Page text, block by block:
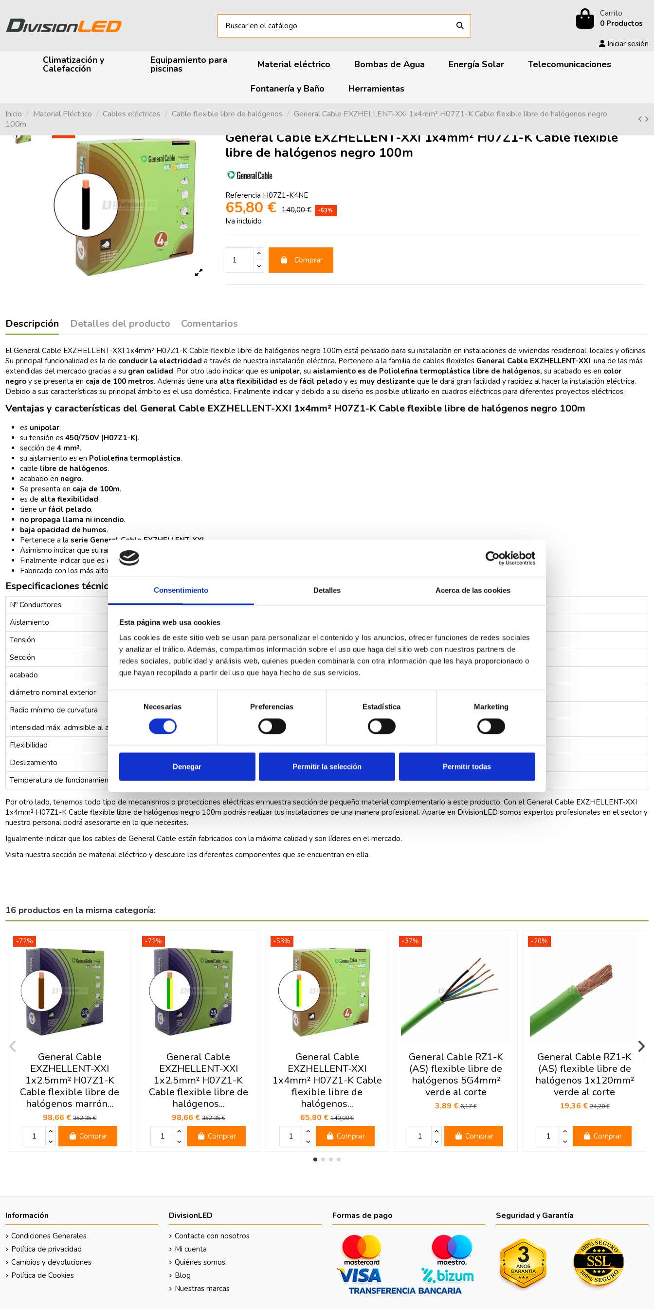
Consentimiento Detalles Acerca de las cookies
Esta página web usa cookies
Las cookies de este sitio web se usan para personalizar el contenido y los anuncios, ofrecer funciones de redes sociales
y analizar el tráfico. Además, compartimos información sobre el uso que haga del sitio web con nuestros partners de
redes sociales, publicidad y análisis web, quienes pueden combinarla con otra información que les haya proporcionado o
que hayan recopilado a partir del uso que haya hecho de sus servicios.
consentimiento
Necesarias Preferencias Estadística Marketing
Denegar Permitir la selección Permitir todas
Carrito
0 Productos
Iniciar sesión
Climatización y
Calefacción
Equipamiento para
piscinas Material eléctrico Bombas de Agua Energía Solar Telecomunicaciones
Fontanería y Baño Herramientas
Inicio Material Eléctrico Cables eléctricos Cable flexible libre de halógenos
General Cable EXZHELLENT-XXI 1x4mm² H07Z1-K Cable flexible libre de halógenos negro
100m
General Cable EXZHELLENT-XXI 1x4mm² H07Z1-K Cable flexible
libre de halógenos negro 100m
Referencia H07Z1-K4NE
65,80 € 140,00 € -53%
Iva incluido
Comprar
Descripción Detalles del producto Comentarios
El General Cable EXZHELLENT-XXI 1x4mm² H07Z1-K Cable flexible libre de halógenos negro 100m está pensado para su instalación en instalaciones de viviendas residencial, locales y oficinas.
Su principal funcionalidad es la de conducir la electricidada través de nuestra instalación eléctrica. Pertenece a la familia de cables flexibles General Cable EXZHELLENT-XXI, una de las más
extendidas del mercado gracias a su gran calidad. Por otro lado indicar que es unipolar, su aislamiento es de Poliolefina termoplástica libre de halógenos,su acabado es en color
negroy se presenta en caja de 100 metros. Además tiene una alta flexibilidad es defácil pelado y es muy deslizante que le dará gran facilidad y rapidez al hacer la instalación eléctrica.
Debido a sus características su principal ámbito es el uso doméstico. Finalmente indicar y debido a su diseño es posible utilizarlo en cuadros eléctricos para diferentes proyectos eléctricos.
Ventajas y características del General Cable EXZHELLENT-XXI 1x4mm² H07Z1-K Cable flexible libre de halógenos negro 100m
es unipolar.
su tensión es450/750V (H07Z1-K).
sección de4 mm².
su aislamiento es en Poliolefina termoplástica.
cable libre de halógenos.
acabado en negro.
Se presenta en caja de 100m.
es de alta flexibilidad.
tiene unfácil pelado.
no propaga llama ni incendio.
baja opacidad de humos.
Pertenece a laserie General Cable EXZHELLENT-XXI.
Asimismo indicar que su rango de temperatura de funcionamiento es de
Finalmente indicar que es deslizante
Fabricado con los más altos estándares de calidad de
Especificaciones técnicas
Nº Conductores
unipolar
Aislamiento
Tensión
450/750V (H07Z1-K)
Sección
1 x 4 mm²
acabado
diámetro nominal exterior
4.1 mm
Radio mínimo de curvatura
25 mm
Intensidad máx. admisible al aire 30°C
26 A
Flexibilidad
alta flexibilidad
Deslizamiento
Temperatura de funcionamiento
-4°C ~ +70°C
Por otro lado, tenemos todo tipo de mecanismos o protecciones eléctricas en nuestra sección de pequeño material complementario a este producto. Con el General Cable EXZHELLENT-XXI
1x4mm² H07Z1-K Cable flexible libre de halógenos negro 100m podrás realizar tus instalaciones de una manera profesional. Aparte en DivisionLED somos expertos profesionales en el sector y
nuestro personal podrá asesorarte en lo que necesites.
Igualmente indicar que los cables deGeneral Cable están fabricados con la máxima calidad y son líderes en el mercado.
Visita nuestra sección dematerial eléctrico y descubre los diferentes componentes que se encuentran en ella.
16 productos en la misma categoría:
-72%
General Cable
EXZHELLENT-XXI
1x2.5mm² H07Z1-K
Cable flexible libre de
halógenos marrón...
98,66 €352,35 €
Comprar
-72%
General Cable
EXZHELLENT-XXI
1x2.5mm² H07Z1-K
Cable flexible libre de
halógenos...
98,66 €352,35 €
Comprar
-53%
General Cable
EXZHELLENT-XXI
1x4mm² H07Z1-K Cable
flexible libre de
halógenos...
65,80 €140,00 €
Comprar
-37%
General Cable RZ1-K
(AS) flexible libre de
halógenos 5G4mm²
verde al corte
3,89 €6,17 €
Comprar
-20%
General Cable RZ1-K
(AS) flexible libre de
halógenos 1x120mm²
verde al corte
19,36 €24,20 €
Comprar
Información
Condiciones Generales
Política de privacidad
Cambios y devoluciones
Política de Cookies
DivisionLED
Contacte con nosotros
Mi cuenta
Quiénes somos
Blog
Nuestras marcas
Formas de pago Seguridad y Garantía